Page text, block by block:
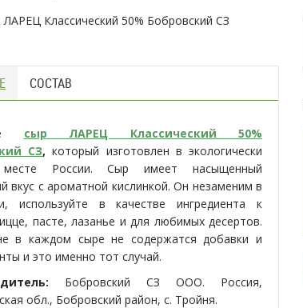
СОСТАВ
сыр ЛАРЕЦ Классический 50%
СЗ,который изготовлен в экологически
России. Сыр имеет насыщенный
вкус с ароматной кислинкой. Он незаменим в
используйте в качестве ингредиента к
пасте, лазанье и для любимых десертов.
в каждом сыре не содержатся добавки и
и это именно тот случай.
Бобровский СЗ ООО. Россия,
обл., Бобровский район, с. Тройня.